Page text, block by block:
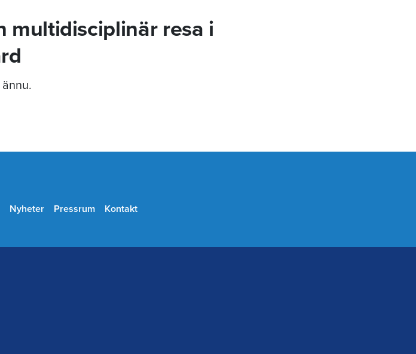
multidisciplinär resa i
Nyheter Pressrum Kontakt